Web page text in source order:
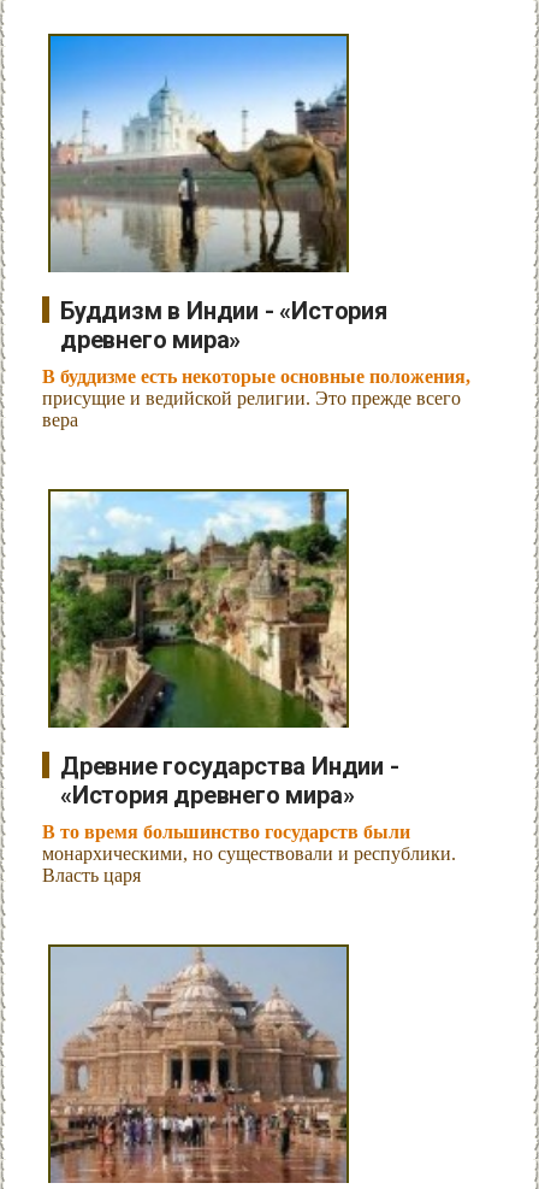
Буддизм в Индии - «История
древнего мира»
В буддизме есть некоторые основные положения,
присущие и ведийской религии. Это прежде всего
вера
Древние государства Индии -
«История древнего мира»
В то время большинство государств были
монархическими, но существовали и республики.
Власть царя